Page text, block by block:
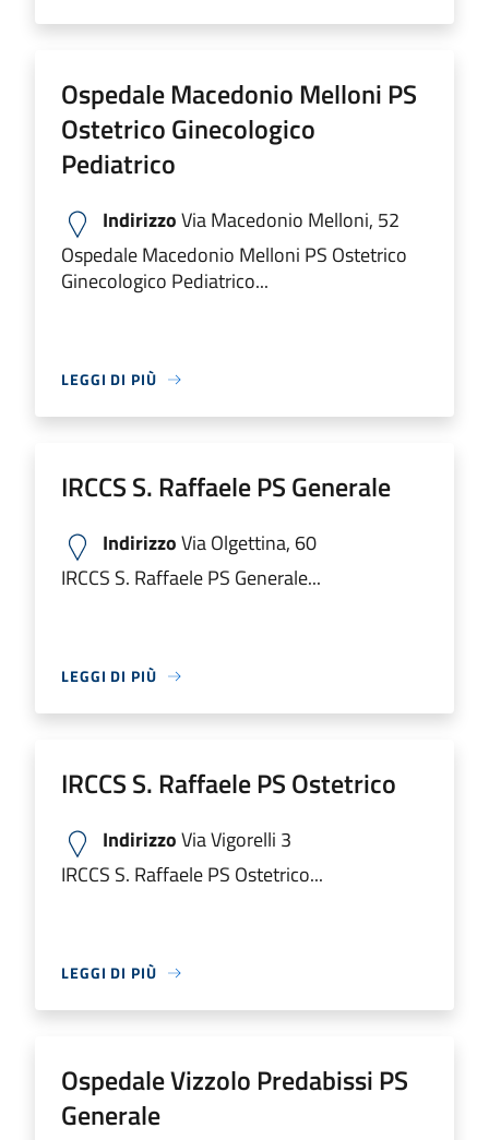
Ospedale Macedonio Melloni PS
Ostetrico Ginecologico
Pediatrico
IndirizzoVia Macedonio Melloni, 52
Ospedale Macedonio Melloni PS Ostetrico
Ginecologico Pediatrico...
LEGGI DI PIÙ
IRCCS S. Raffaele PS Generale
IndirizzoVia Olgettina, 60
IRCCS S. Raffaele PS Generale...
LEGGI DI PIÙ
IRCCS S. Raffaele PS Ostetrico
IndirizzoVia Vigorelli 3
IRCCS S. Raffaele PS Ostetrico...
LEGGI DI PIÙ
Ospedale Vizzolo Predabissi PS
Generale